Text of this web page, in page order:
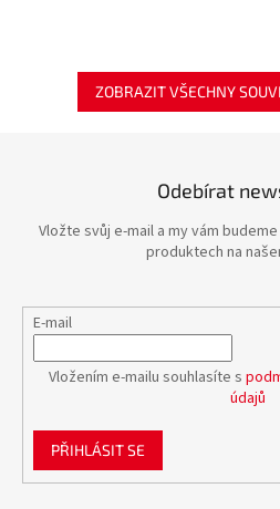
ZOBRAZIT VŠECHNY
Odebírat
Vložte svůj e-mail a my vám
produktech na
E-mail
Vložením e-mailu souhlasíte s
údajů
PŘIHLÁSIT SE